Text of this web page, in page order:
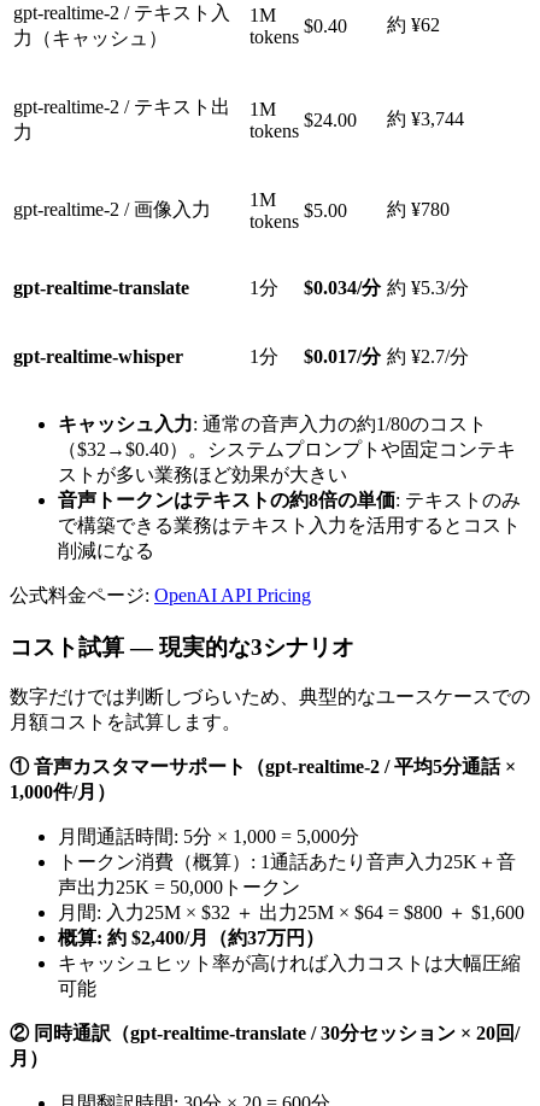
gpt-realtime-2 / テキスト入
力（キャッシュ）
1M
tokens
$0.40 約 ¥62
gpt-realtime-2 / テキスト出
力
1M
tokens
$24.00 約 ¥3,744
gpt-realtime-2 / 画像入力
1M
tokens
$5.00 約 ¥780
gpt-realtime-translate 1分 $0.034/分 約 ¥5.3/分
gpt-realtime-whisper 1分 $0.017/分 約 ¥2.7/分
キャッシュ入力: 通常の音声入力の約1/80のコスト
（$32→$0.40）。システムプロンプトや固定コンテキ
ストが多い業務ほど効果が大きい
音声トークンはテキストの約8倍の単価: テキストのみ
で構築できる業務はテキスト入力を活用するとコスト
削減になる
公式料金ページ: OpenAI API Pricing
コスト試算 — 現実的な3シナリオ
数字だけでは判断しづらいため、典型的なユースケースでの
月額コストを試算します。
① 音声カスタマーサポート（gpt-realtime-2 / 平均5分通話 ×
1,000件/月）
月間通話時間: 5分 × 1,000 = 5,000分
トークン消費（概算）: 1通話あたり音声入力25K＋音
声出力25K = 50,000トークン
月間: 入力25M × $32 ＋ 出力25M × $64 = $800 ＋ $1,600
概算: 約 $2,400/月（約37万円）
キャッシュヒット率が高ければ入力コストは大幅圧縮
可能
② 同時通訳（gpt-realtime-translate / 30分セッション × 20回/
月）